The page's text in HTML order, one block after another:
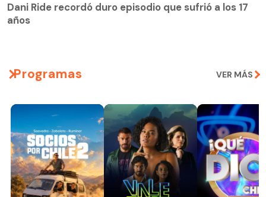
Dani Ride recordó duro episodio que sufrió a los 17
años
Programas VER MÁS